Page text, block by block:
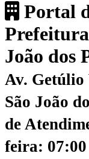
Portal
João dos
Av. Getúlio
São João
de
feira: 07:00